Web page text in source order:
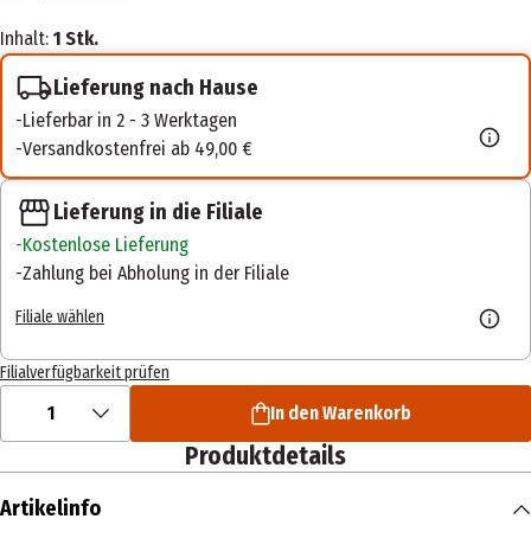
Inhalt: 1 Stk.
Lieferung nach Hause
Lieferbar in 2 - 3 Werktagen
Versandkostenfrei ab 49,00 €
Lieferung in die Filiale
Kostenlose Lieferung
Zahlung bei Abholung in der Filiale
Filiale wählen
Filialverfügbarkeit prüfen
1 In den Warenkorb
Produktdetails
Artikelinfo